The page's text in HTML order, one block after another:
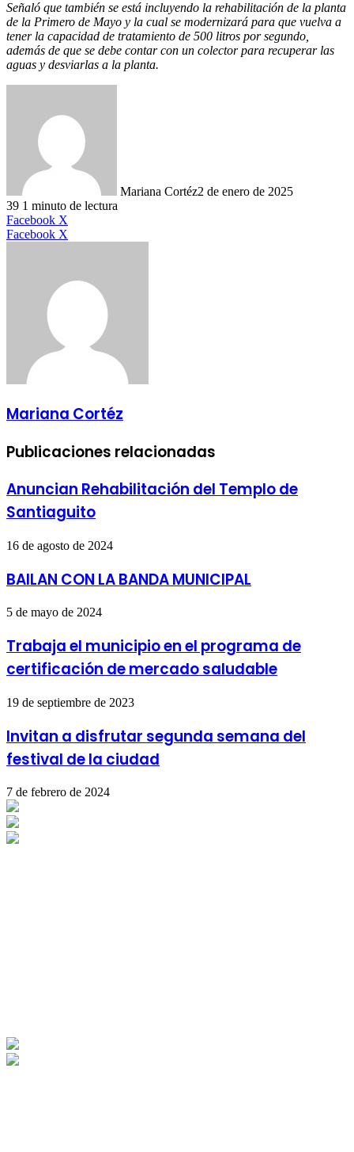
Señaló que también se está incluyendo la rehabilitación de la planta
de la Primero de Mayo y la cual se modernizará para que vuelva a
tener la capacidad de tratamiento de 500 litros por segundo,
además de que se debe contar con un colector para recuperar las
aguas y desviarlas a la planta.
Mariana Cortéz2 de enero de 2025
39 1 minuto de lectura
Facebook X
Facebook X
Mariana Cortéz
Publicaciones relacionadas
Anuncian Rehabilitación del Templo de
Santiaguito
16 de agosto de 2024
BAILAN CON LA BANDA MUNICIPAL
5 de mayo de 2024
Trabaja el municipio en el programa de
certificación de mercado saludable
19 de septiembre de 2023
Invitan a disfrutar segunda semana del
festival de la ciudad
7 de febrero de 2024